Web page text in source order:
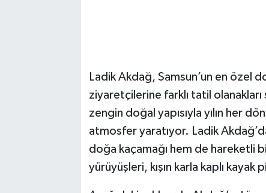
Ladik Akdağ, Samsun’un en özel
ziyaretçilerine farklı tatil
zengin doğal yapısıyla yılın her
atmosfer yaratıyor. Ladik
doğa kaçamağı hem de hareketli
yürüyüşleri, kışın karla kaplı kayak